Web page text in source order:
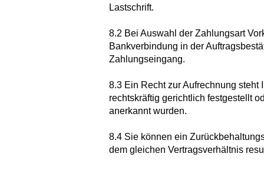
Lastschrift.
8.2 Bei Auswahl der Zahlungsart
Bankverbindung in der
Zahlungseingang.
8.3 Ein Recht zur Aufrechnung
rechtskräftig gerichtlich festgestellt
anerkannt wurden.
8.4 Sie können ein
dem gleichen Vertragsverhältnis